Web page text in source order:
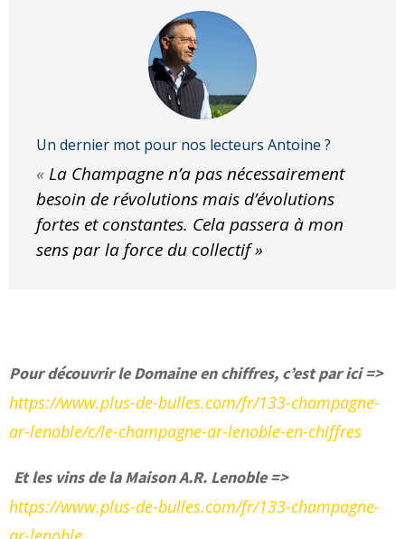
Un dernier mot pour nos lecteurs Antoine ?
« La Champagne n’a pas nécessairement
besoin de révolutions mais d’évolutions
fortes et constantes. Cela passera à mon
sens par la force du collectif »
Pour découvrir le Domaine en chiffres, c’est par ici =>
https://www.plus-de-bulles.com/fr/133-champagne-
ar-lenoble/c/le-champagne-ar-lenoble-en-chiffres
Et les vins de la Maison A.R. Lenoble =>
https://www.plus-de-bulles.com/fr/133-champagne-